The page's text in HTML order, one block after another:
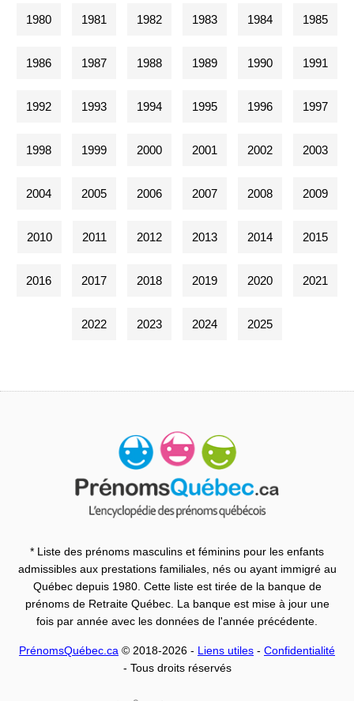
1980 1981 1982 1983 1984 1985
1986 1987 1988 1989 1990 1991
1992 1993 1994 1995 1996 1997
1998 1999 2000 2001 2002 2003
2004 2005 2006 2007 2008 2009
2010 2011 2012 2013 2014 2015
2016 2017 2018 2019 2020 2021
2022 2023 2024 2025
* Liste des prénoms masculins et féminins pour les enfants
admissibles aux prestations familiales, nés ou ayant immigré au
Québec depuis 1980. Cette liste est tirée de la banque de
prénoms de Retraite Québec. La banque est mise à jour une
fois par année avec les données de l'année précédente.
PrénomsQuébec.ca © 2018-2026 - Liens utiles - Confidentialité
- Tous droits réservés